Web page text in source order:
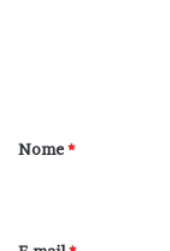
r
Nome*